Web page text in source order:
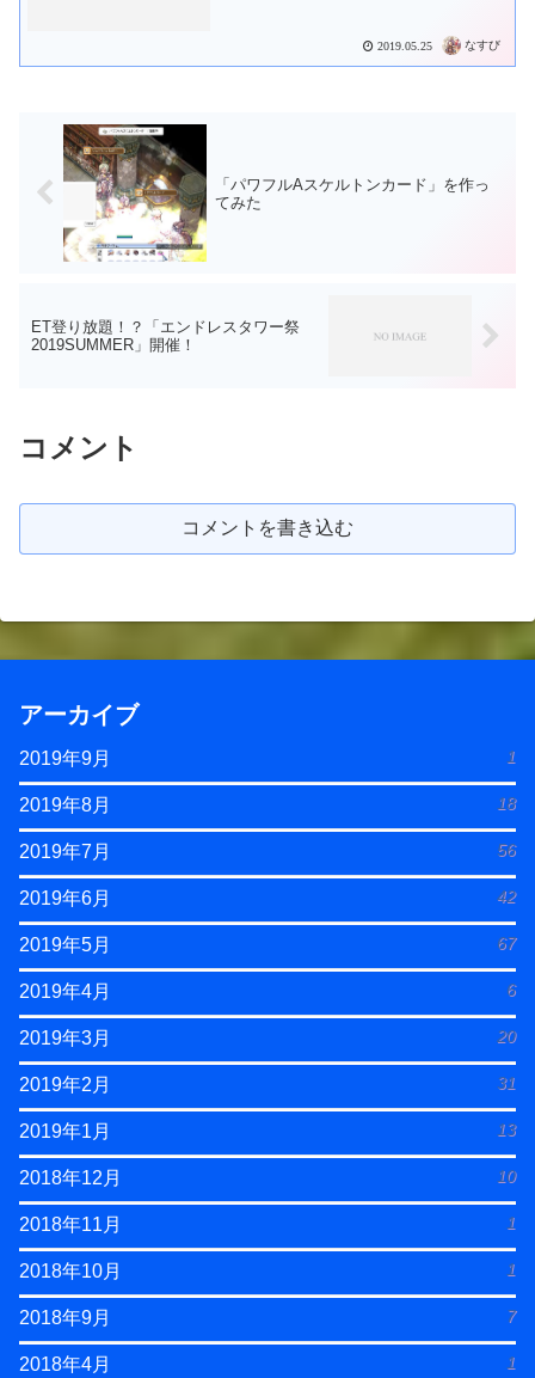
2019.05.25 なすび
「パワフルAスケルトンカード」を作っ
てみた
ET登り放題！？「エンドレスタワー祭
2019SUMMER」開催！
コメント
コメントを書き込む
アーカイブ
2019年9月 1
2019年8月 18
2019年7月 56
2019年6月 42
2019年5月 67
2019年4月 6
2019年3月 20
2019年2月 31
2019年1月 13
2018年12月 10
2018年11月 1
2018年10月 1
2018年9月 7
2018年4月 1